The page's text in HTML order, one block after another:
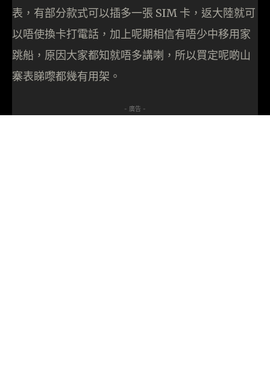
表，有部分款式可以插多一張 SIM 卡，返大陸就可
以唔使換卡打電話，加上呢期相信有唔少中移用家
跳船，原因大家都知就唔多講喇，所以買定呢啲山
寨表睇嚟都幾有用架。
- 廣告 -